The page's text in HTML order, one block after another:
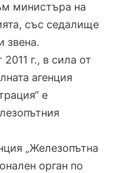
министъра на
със седалище
звена.
г., в сила от
агенция
е
„Железопътна
орган по